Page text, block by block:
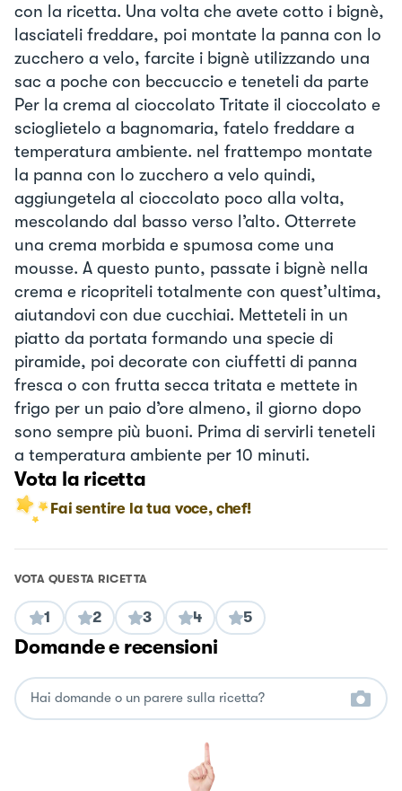
con la ricetta. Una volta che avete cotto i bignè,
lasciateli freddare, poi montate la panna con lo
zucchero a velo, farcite i bignè utilizzando una
sac a poche con beccuccio e teneteli da parte
Per la crema al cioccolato Tritate il cioccolato e
scioglietelo a bagnomaria, fatelo freddare a
temperatura ambiente. nel frattempo montate
la panna con lo zucchero a velo quindi,
aggiungetela al cioccolato poco alla volta,
mescolando dal basso verso l’alto. Otterrete
una crema morbida e spumosa come una
mousse. A questo punto, passate i bignè nella
crema e ricopriteli totalmente con quest’ultima,
aiutandovi con due cucchiai. Metteteli in un
piatto da portata formando una specie di
piramide, poi decorate con ciuffetti di panna
fresca o con frutta secca tritata e mettete in
frigo per un paio d’ore almeno, il giorno dopo
sono sempre più buoni. Prima di servirli teneteli
a temperatura ambiente per 10 minuti.
Vota la ricetta
Fai sentire la tua voce, chef!
VOTA QUESTA RICETTA
1 2 3 4 5
Domande e recensioni